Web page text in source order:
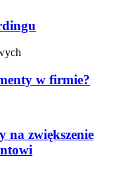
w firmie?
na zwiększenie